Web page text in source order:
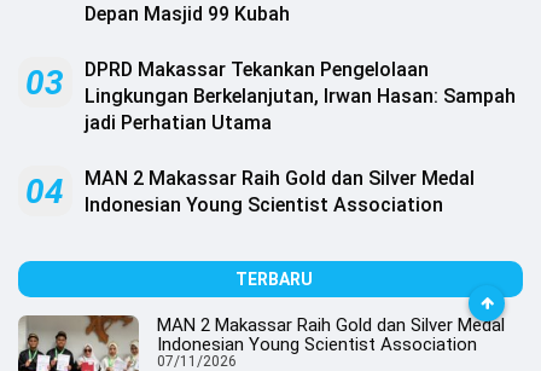
Depan Masjid 99 Kubah
03
DPRD Makassar Tekankan Pengelolaan
Lingkungan Berkelanjutan, Irwan Hasan: Sampah
jadi Perhatian Utama
04
MAN 2 Makassar Raih Gold dan Silver Medal
Indonesian Young Scientist Association
TERBARU
MAN 2 Makassar Raih Gold dan Silver Medal
Indonesian Young Scientist Association
07/11/2026